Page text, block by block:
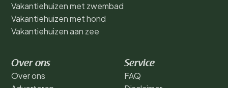
Vakantiehuizen met zwembad
Vakantiehuizen met hond
Vakantiehuizen aan zee
Over ons
Over ons
Service
FAQ